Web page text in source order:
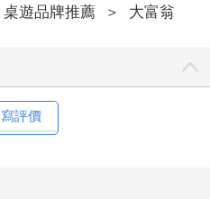
桌遊品牌推薦 ＞ 大富翁
寫評價